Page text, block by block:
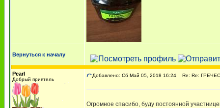
Вернуться к началу
Pearl
Добрый приятель
Добавлено: Сб Май 05, 2018 16:24 Re: Re:
Огромное спасибо, буду постоянной